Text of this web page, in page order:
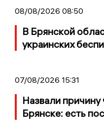
08/08/2026 08:50
В Брянской
украинских
07/08/2026 15:31
Назвали
Брянске: есть